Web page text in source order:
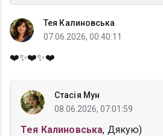
Тея Калиновська
07.06.2026, 00:40:11
❤️✨❤️✨❤️
Стасія Мун
08.06.2026, 07:01:59
Тея Калиновська, Дякую)